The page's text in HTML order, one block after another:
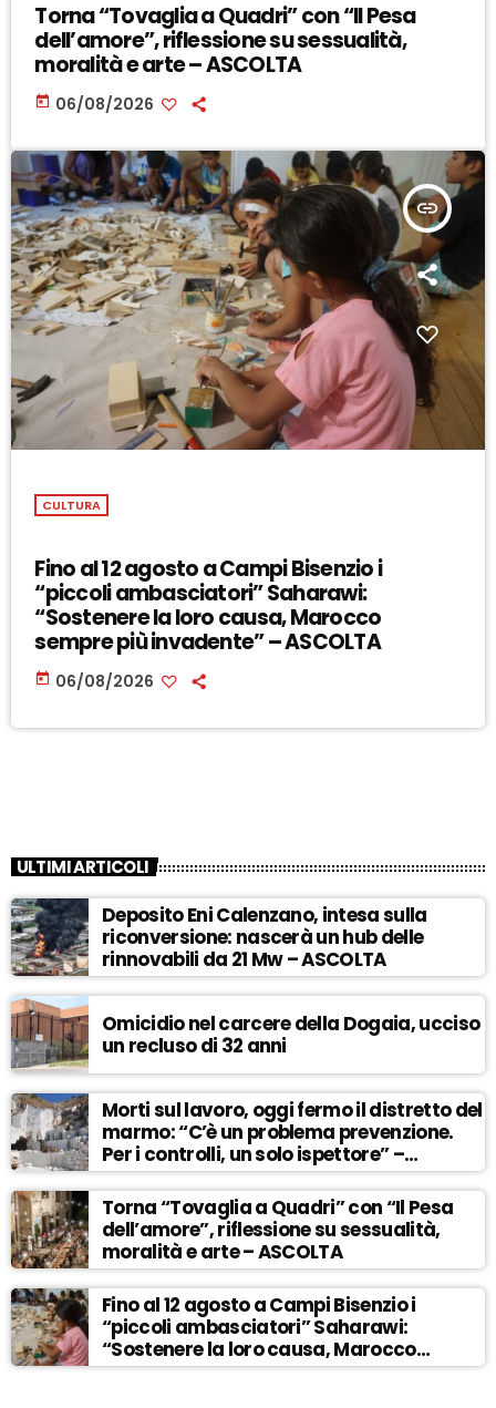
Torna “Tovaglia a Quadri” con “Il Pesa
dell’amore”, riflessione su sessualità,
moralità e arte – ASCOLTA
today 06/08/2026
insert_link
CULTURA
Fino al 12 agosto a Campi Bisenzio i
“piccoli ambasciatori” Saharawi:
“Sostenere la loro causa, Marocco
sempre più invadente” – ASCOLTA
today 06/08/2026
ULTIMI ARTICOLI
Deposito Eni Calenzano, intesa sulla
riconversione: nascerà un hub delle
rinnovabili da 21 Mw – ASCOLTA
Omicidio nel carcere della Dogaia, ucciso
un recluso di 32 anni
Morti sul lavoro, oggi fermo il distretto del
marmo: “C’è un problema prevenzione.
Per i controlli, un solo ispettore” –
ASCOLTA
Torna “Tovaglia a Quadri” con “Il Pesa
dell’amore”, riflessione su sessualità,
moralità e arte – ASCOLTA
Fino al 12 agosto a Campi Bisenzio i
“piccoli ambasciatori” Saharawi:
“Sostenere la loro causa, Marocco
sempre più invadente” – ASCOLTA